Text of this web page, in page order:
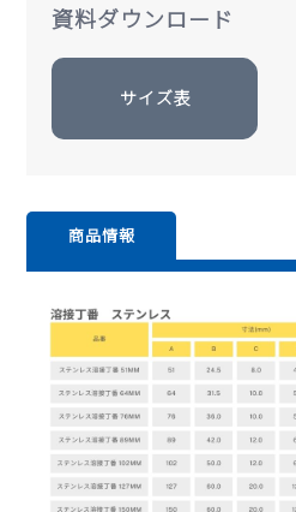
資料ダウンロード
サイズ表
商品情報